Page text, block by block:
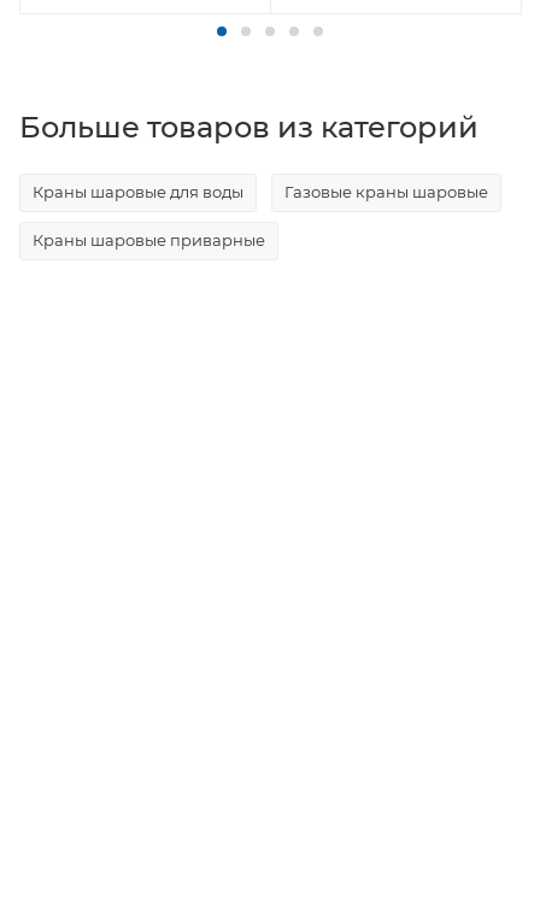
Больше товаров из категорий
Краны шаровые для воды Газовые краны шаровые
Краны шаровые приварные